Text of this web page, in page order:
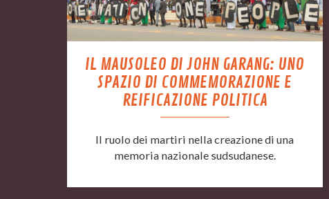
IL MAUSOLEO DI JOHN GARANG: UNO
SPAZIO DI COMMEMORAZIONE E
REIFICAZIONE POLITICA
Il ruolo dei martiri nella creazione di una
memoria nazionale sudsudanese.